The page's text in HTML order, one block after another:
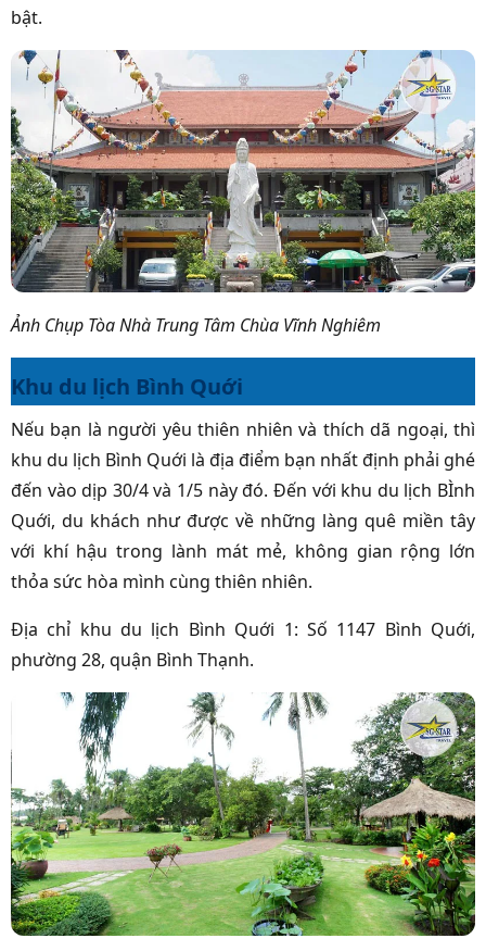
bật.
Ảnh Chụp Tòa Nhà Trung Tâm Chùa Vĩnh Nghiêm
Khu du lịch Bình Quới
Nếu bạn là người yêu thiên nhiên và thích dã ngoại, thì
khu du lịch Bình Quới là địa điểm bạn nhất định phải ghé
đến vào dịp 30/4 và 1/5 này đó. Đến với khu du lịch BÌnh
Quới, du khách như được về những làng quê miền tây
với khí hậu trong lành mát mẻ, không gian rộng lớn
thỏa sức hòa mình cùng thiên nhiên.
Địa chỉ khu du lịch Bình Quới 1: Số 1147 Bình Quới,
phường 28, quận Bình Thạnh.